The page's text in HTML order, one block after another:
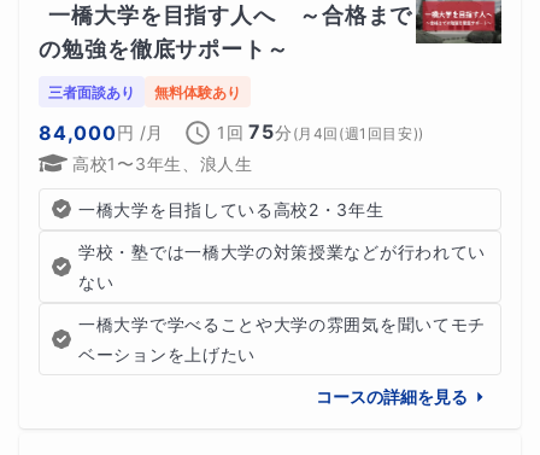
一橋大学を目指す人へ　～合格まで
の勉強を徹底サポート～
三者面談あり 無料体験あり
84,000円 /月 1回 75分 ( 月4回(週1回目安))
高校1〜3年生、浪人生
一橋大学を目指している高校2・3年生
学校・塾では一橋大学の対策授業などが行われてい
ない
一橋大学で学べることや大学の雰囲気を聞いてモチ
ベーションを上げたい
コースの詳細を見る